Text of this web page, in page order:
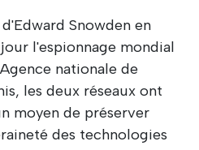
Snowden en
l'espionnage mondial
nationale de
les deux réseaux ont
moyen de préserver
des technologies